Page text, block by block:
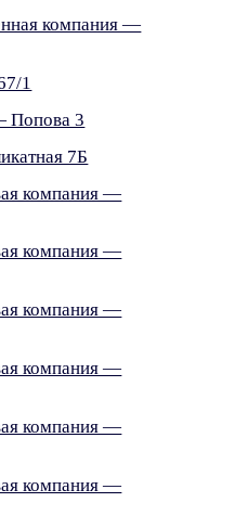
компания —
1
Попова 3
7Б
компания —
компания —
компания —
компания —
компания —
компания —